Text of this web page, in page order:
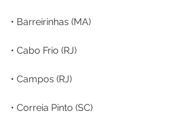
• Barreirinhas (MA)
• Cabo Frio (RJ)
• Campos (RJ)
• Correia Pinto (SC)